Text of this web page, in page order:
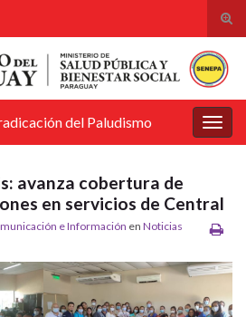
el
de
la
del Paludismo
avanza cobertura de
en servicios de Central
e Información en Noticias